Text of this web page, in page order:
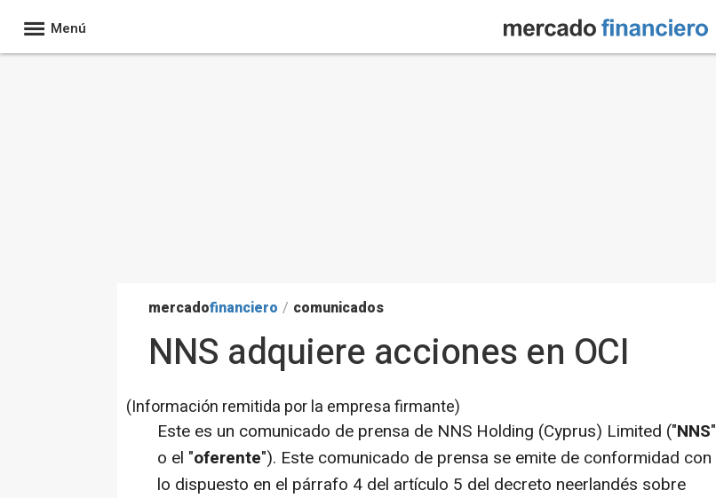
Menú
mercadofinanciero / comunicados
NNS adquiere acciones en OCI
(Información remitida por la empresa firmante)
Este es un comunicado de prensa de NNS Holding (Cyprus) Limited ("NNS"
o el "oferente"). Este comunicado de prensa se emite de conformidad con
lo dispuesto en el párrafo 4 del artículo 5 del decreto neerlandés sobre